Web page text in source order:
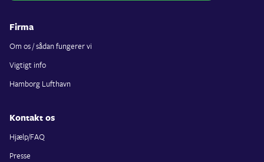
Firma
Om os / sådan fungerer vi
Vigtigt info
Hamborg Lufthavn
Kontakt os
Hjælp/FAQ
Presse